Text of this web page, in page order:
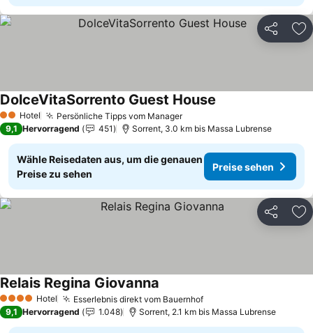
Teilen
2 Sterne
Hotel Persönliche Tipps vom ManagerPreise sehen
DolceVitaSorrento Guest House
9,1 Hervorragend 451 Sorrent, 3.0 km bis Massa Lubrense
Wähle Reisedaten aus, um die genauen
Preise zu sehen
Preise sehen
Teilen
4 Sterne Hotel Esserlebnis direkt vom BauernhofPreise sehen
Relais Regina Giovanna
9,1 Hervorragend 1.048 Sorrent, 2.1 km bis Massa Lubrense